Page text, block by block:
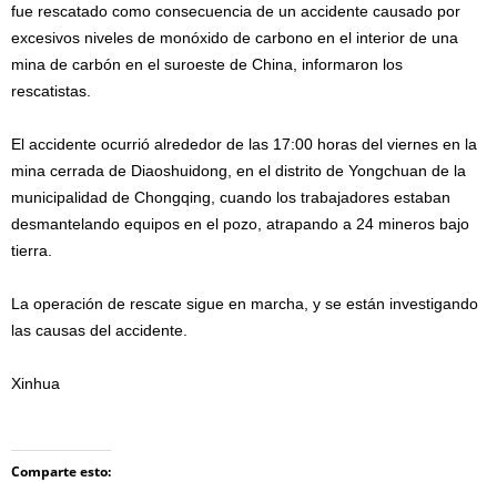
fue rescatado como consecuencia de un accidente causado por
excesivos niveles de monóxido de carbono en el interior de una
mina de carbón en el suroeste de China, informaron los
rescatistas.
El accidente ocurrió alrededor de las 17:00 horas del viernes en la
mina cerrada de Diaoshuidong, en el distrito de Yongchuan de la
municipalidad de Chongqing, cuando los trabajadores estaban
desmantelando equipos en el pozo, atrapando a 24 mineros bajo
tierra.
La operación de rescate sigue en marcha, y se están investigando
las causas del accidente.
Xinhua
Comparte esto: